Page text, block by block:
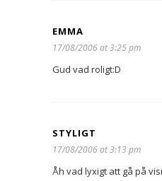
EMMA
17/08/2006 at 3:25 pm
Gud vad roligt:D
STYLIGT
17/08/2006 at 3:13 pm
Åh vad lyxigt att gå på